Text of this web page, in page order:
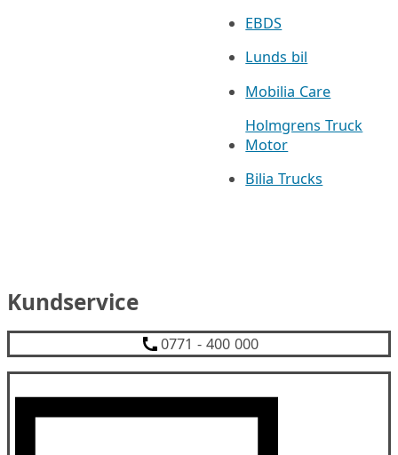
EBDS
Lunds bil
Mobilia Care
Holmgrens Truck
Motor
Bilia Trucks
Kundservice
0771 - 400 000